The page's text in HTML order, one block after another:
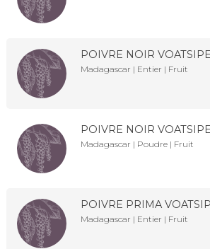
POIVRE NOIR
Madagascar | Entier | Fruit
POIVRE NOIR
Madagascar | Poudre | Fruit
POIVRE PRIMA
Madagascar | Entier | Fruit